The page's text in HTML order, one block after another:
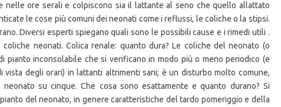
nelle ore serali e colpiscono sia il lattante al seno che quello allattato
le cose più comuni dei neonati come i reflussi, le coliche o la stipsi.
Diversi esperti spiegano quali sono le possibili cause e i rimedi utili .
neonati. Colica renale: quanto dura? Le coliche del neonato (o
pianto inconsolabile che si verificano in modo più o meno periodico (e
vista degli orari) in lattanti altrimenti sani; è un disturbo molto comune,
su cinque. Che cosa sono esattamente e quanto durano? Si
del neonato, in genere caratteristiche del tardo pomeriggio e della